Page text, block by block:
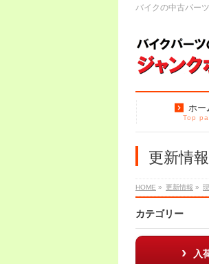
バイクの中古パー
ホー
Top
更新情報
HOME » 更新情報 »
カテゴリー
入